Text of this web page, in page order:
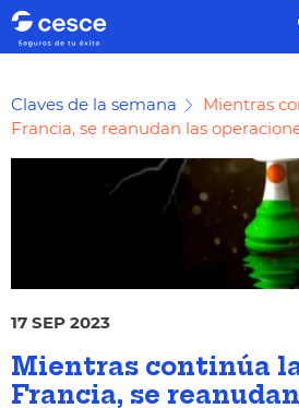
Claves de la semana
Mientras
Francia, se reanudan las
17 SEP 2023
Mientras continúa
Francia, se